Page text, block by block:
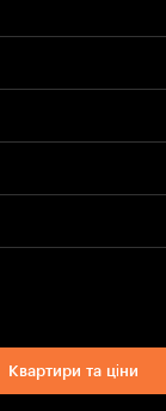
Квартири та ціни